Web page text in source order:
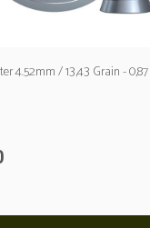
4.52mm / 13,43 Grain -